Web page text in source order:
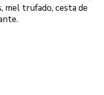
mel trufado, cesta de